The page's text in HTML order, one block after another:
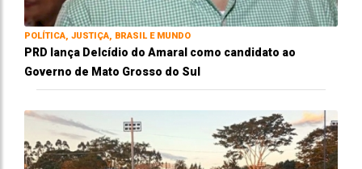
POLÍTICA, JUSTIÇA, BRASIL E MUNDO
PRD lança Delcídio do Amaral como candidato ao
Governo de Mato Grosso do Sul